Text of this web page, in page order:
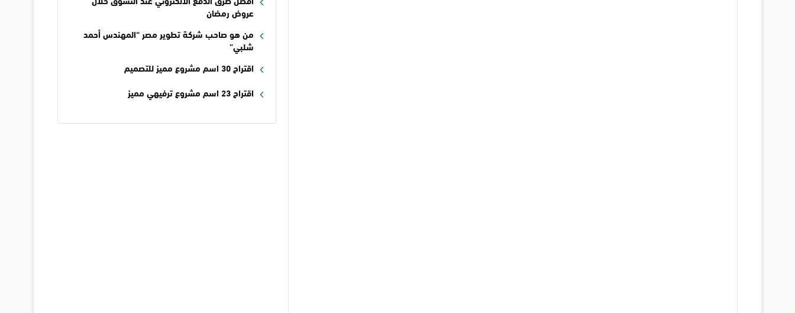
عروض رمضان
من هو صاحب شركة تطوير مصر “المهندس أحمد
شلبي”
اقتراح 30 اسم مشروع مميز للتصميم
اقتراح 23 اسم مشروع ترفيهي مميز